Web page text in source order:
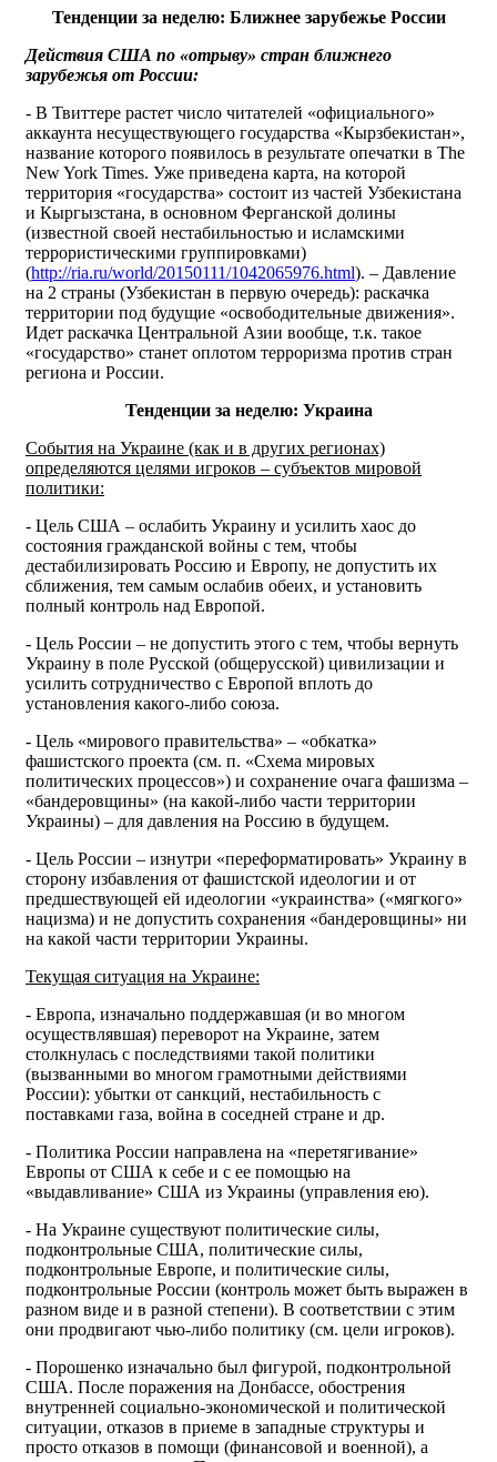
Тенденции за неделю: Ближнее зарубежье России
Действия США по «отрыву» стран ближнего
зарубежья от России:
- В Твиттере растет число читателей «официального»
аккаунта несуществующего государства «Кырзбекистан»,
название которого появилось в результате опечатки в The
New York Times. Уже приведена карта, на которой
территория «государства» состоит из частей Узбекистана
и Кыргызстана, в основном Ферганской долины
(известной своей нестабильностью и исламскими
террористическими группировками)
(http://ria.ru/world/20150111/1042065976.html). – Давление
на 2 страны (Узбекистан в первую очередь): раскачка
территории под будущие «освободительные движения».
Идет раскачка Центральной Азии вообще, т.к. такое
«государство» станет оплотом терроризма против стран
региона и России.
Тенденции за неделю: Украина
События на Украине (как и в других регионах)
определяются целями игроков – субъектов мировой
политики:
- Цель США – ослабить Украину и усилить хаос до
состояния гражданской войны с тем, чтобы
дестабилизировать Россию и Европу, не допустить их
сближения, тем самым ослабив обеих, и установить
полный контроль над Европой.
- Цель России – не допустить этого с тем, чтобы вернуть
Украину в поле Русской (общерусской) цивилизации и
усилить сотрудничество с Европой вплоть до
установления какого-либо союза.
- Цель «мирового правительства» – «обкатка»
фашистского проекта (см. п. «Схема мировых
политических процессов») и сохранение очага фашизма –
«бандеровщины» (на какой-либо части территории
Украины) – для давления на Россию в будущем.
- Цель России – изнутри «переформатировать» Украину в
сторону избавления от фашистской идеологии и от
предшествующей ей идеологии «украинства» («мягкого»
нацизма) и не допустить сохранения «бандеровщины» ни
на какой части территории Украины.
Текущая ситуация на Украине:
- Европа, изначально поддержавшая (и во многом
осуществлявшая) переворот на Украине, затем
столкнулась с последствиями такой политики
(вызванными во многом грамотными действиями
России): убытки от санкций, нестабильность с
поставками газа, война в соседней стране и др.
- Политика России направлена на «перетягивание»
Европы от США к себе и с ее помощью на
«выдавливание» США из Украины (управления ею).
- На Украине существуют политические силы,
подконтрольные США, политические силы,
подконтрольные Европе, и политические силы,
подконтрольные России (контроль может быть выражен в
разном виде и в разной степени). В соответствии с этим
они продвигают чью-либо политику (см. цели игроков).
- Порошенко изначально был фигурой, подконтрольной
США. После поражения на Донбассе, обострения
внутренней социально-экономической и политической
ситуации, отказов в приеме в западные структуры и
просто отказов в помощи (финансовой и военной), а